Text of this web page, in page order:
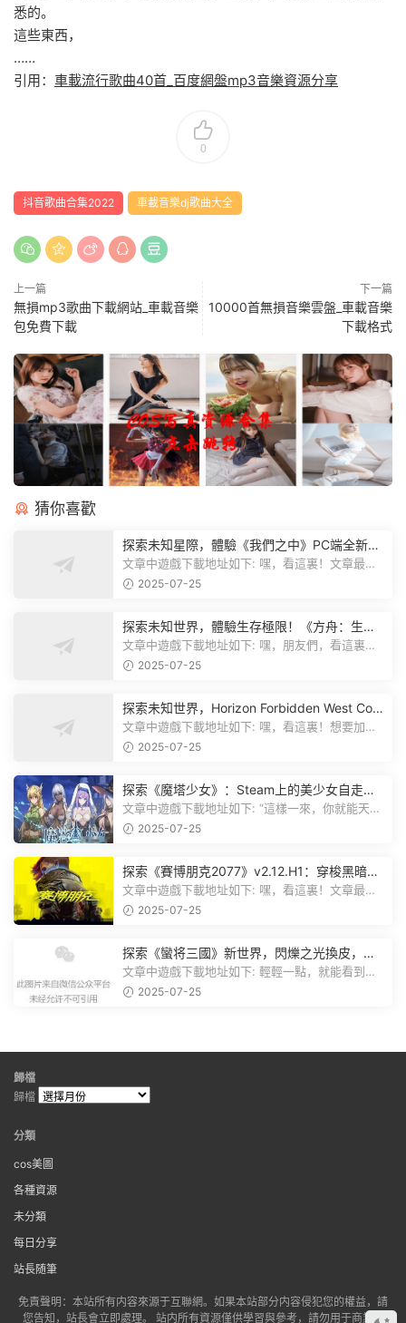
悉的。
這些東西，
……
引用： 車載流行歌曲40首_百度網盤mp3音樂資源分享
0
抖音歌曲合集2022 車載音樂dj歌曲大全
上一篇
無損mp3歌曲下載網站_車載音樂
包免費下載
下一篇
10000首無損音樂雲盤_車載音樂
下載格式
猜你喜歡
探索未知星際，體驗《我們之中》PC端全新版
本
文章中遊戲下載地址如下: 嘿，看這裏！文章最後
有個圖片，點一下就能加入我們遊...
2025-07-25
探索未知世界，體驗生存極限！《方舟：生存
飛升》v38.9中文版全新升級！
文章中遊戲下載地址如下: 嘿，朋友們，看這裏！
《方舟：生存飛升》這個遊戲超火...
2025-07-25
探索未知世界，Horizon Forbidden West Com
plete Edition正式發布！
文章中遊戲下載地址如下: 嘿，看這裏！想要加入
遊戲資源分享群，就點文章最後那...
2025-07-25
探索《魔塔少女》：Steam上的美少女自走
棋，戰鬥與策略的雙重盛宴！
文章中遊戲下載地址如下: “這樣一來，你就能天天
2025-07-25
探索《賽博朋克2077》v2.12.H1：穿梭黑暗都
市，感受未來世界的震撼
文章中遊戲下載地址如下: 嘿，看這裏！文章最後
有個圖片，點一下就能加入我們的...
2025-07-25
探索《蠻将三國》新世界，閃爍之光換皮，共
赴手遊盛宴！
文章中遊戲下載地址如下: 輕輕一點，就能看到原
文。 滑動一下屏幕，就能看到...
2025-07-25
歸檔
歸檔
分類
cos美圖
各種資源
未分類
每日分享
站長随筆
免責聲明：本站所有内容來源于互聯網。如果本站部分内容侵犯您的權益，請
您告知，站長會立即處理。 站内所有資源僅供學習與參考，請勿用于商業用